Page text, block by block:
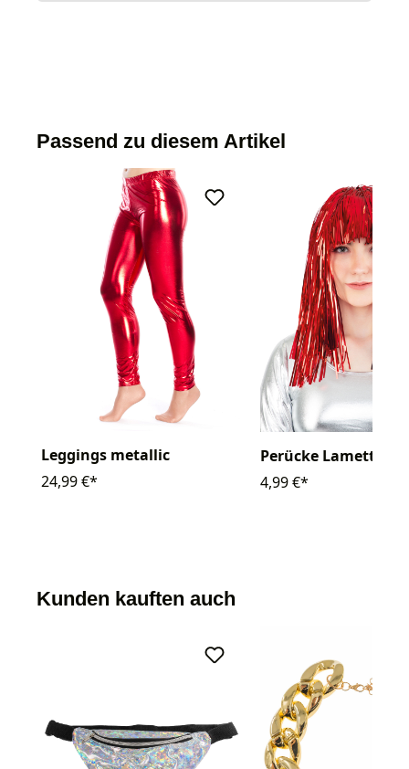
Passend zu diesem Artikel
Leggings metallic
24,99 €*
Perücke Lametta
4,99 €*
Kunden kauften auch